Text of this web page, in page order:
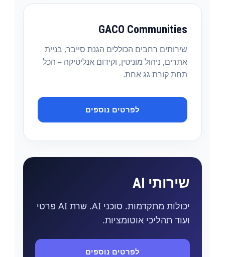
GACO Communities
שירותים רחבים הכוללים הגנת סייבר, בניית
אתרים, ניהול מוניטין, וקידום אנליטיקה – הכל
תחת קורת גג אחת.
לפרטים נוספים
שירותי AI
יכולות מתקדמות. סוכני AI. שרת AI פרטי
ועוד תהליכי אוטומציות.
לפרטים נוספים